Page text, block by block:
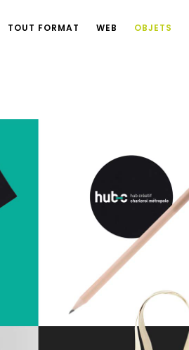
TOUT FORMAT WEB OBJETS